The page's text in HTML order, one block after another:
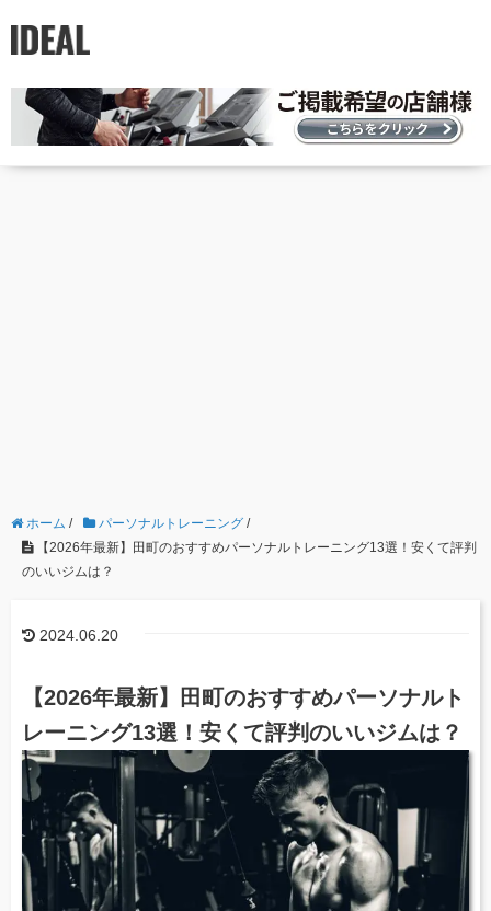
ホーム / パーソナルトレーニング /
【2026年最新】田町のおすすめパーソナルトレーニング13選！安くて評判
のいいジムは？
2024.06.20
【2026年最新】田町のおすすめパーソナルト
レーニング13選！安くて評判のいいジムは？